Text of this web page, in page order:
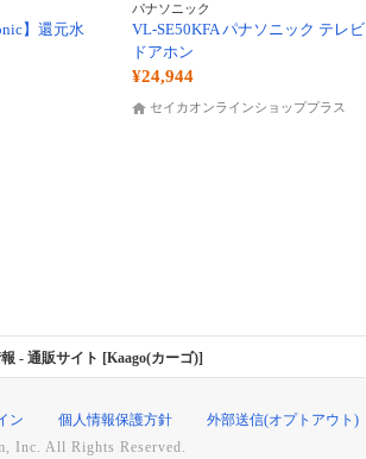
】還元水
パナソニック
VL-SE50KFA パナソニック テレビ
ドアホン
¥24,944
セイカオンラインショッププラス
- 通販サイト [Kaago(カーゴ)]
ン 個人情報保護方針 外部送信(オプトアウト)
Inc. All Rights Reserved.